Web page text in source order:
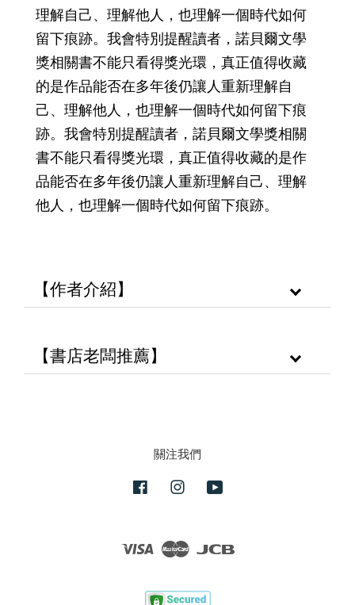
理解自己、理解他人，也理解一個時代如何
留下痕跡。我會特別提醒讀者，諾貝爾文學
獎相關書不能只看得獎光環，真正值得收藏
的是作品能否在多年後仍讓人重新理解自
己、理解他人，也理解一個時代如何留下痕
跡。我會特別提醒讀者，諾貝爾文學獎相關
書不能只看得獎光環，真正值得收藏的是作
品能否在多年後仍讓人重新理解自己、理解
他人，也理解一個時代如何留下痕跡。
【作者介紹】
【書店老闆推薦】
關注我們
FacebookInstagram
Visa Master